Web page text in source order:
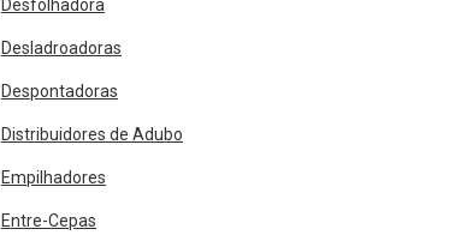
Desfolhadora
Desladroadoras
Despontadoras
Distribuidores de Adubo
Empilhadores
Entre-Cepas